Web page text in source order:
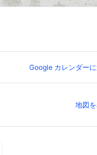
Google カレンダー
地図